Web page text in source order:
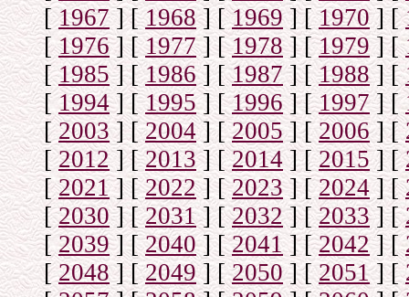
[1967] [1968] [1969] [1970] [
[1976] [1977] [1978] [1979] [
[1985] [1986] [1987] [1988] [
[1994] [1995] [1996] [1997] [
[2003] [2004] [2005] [2006] [
[2012] [2013] [2014] [2015] [
[2021] [2022] [2023] [2024] [
[2030] [2031] [2032] [2033] [
[ 2039] [2040] [2041] [2042] [
[2048] [2049] [2050] [2051] [